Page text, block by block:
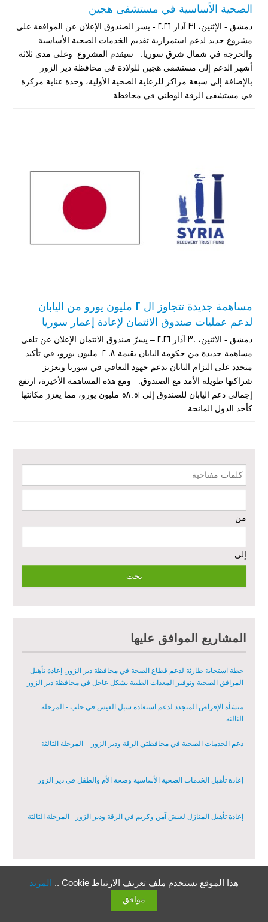
الصحية الأساسية في مستشفى هجين
دمشق - الإثنين، 31 آذار 2026 - يسر الصندوق الإعلان عن الموافقة على
مشروع جديد لدعم استمرارية تقديم الخدمات الصحية الأساسية
والحرجة في شمال شرق سوريا. سيقدم المشروع وعلى مدى ثلاثة
أشهر الدعم إلى مستشفى هجين للولادة في محافظة دير الزور
بالإضافة إلى سبعة مراكز للرعاية الصحية الأولية، وحدة عناية مركزة
في مستشفى الرقة الوطني في محافظة...
مساهمة جديدة تتجاوز ال 2 مليون يورو من اليابان
لدعم عمليات صندوق الائتمان لإعادة إعمار سوريا
دمشق - الاثنين، 30 آذار 2026 – يسرّ صندوق الائتمان الإعلان عن تلقي
مساهمة جديدة من حكومة اليابان بقيمة 2.08 مليون يورو، في تأكيد
متجدد على التزام اليابان بدعم جهود التعافي في سوريا وتعزيز
شراكتها طويلة الأمد مع الصندوق. ومع هذه المساهمة الأخيرة، ارتفع
إجمالي دعم اليابان للصندوق إلى 58.51 مليون يورو، مما يعزز مكانتها
كأحد الدول المانحة...
كلمات مفتاحية
من
إلى
المشاريع الموافق عليها
مبادرة متعددة القطاعات لإعادة التأهيل في مدينة جسر الشغور – المرحلة
خطة استجابة طارئة لدعم قطاع الصحة في محافظة دير الزور: إعادة تأهيل
المرافق الصحية وتوفير المعدات الطبية بشكل عاجل في محافظة دير الزور
منشأة الإقراض المتجدد لدعم استعادة سبل العيش في حلب - المرحلة
الثالثة
دعم الخدمات الصحية في محافظتي الرقة ودير الزور – المرحلة الثالثة
إعادة تأهيل الخدمات الصحية الأساسية وصحة الأم والطفل في دير الزور
مشروع إعادة تأهيل المأوى والبنية التحتية المستدامة في محافظة السويداء
مبادرة متعددة القطاعات لإعادة التأهيل في مدينة جسر الشغور
تقديم خدمات الرعاية الصحية الأولية في محافظة دير الزور - المرحلة
الدعم الزراعي للمزارعين في محافظتي الرقة ودير الزور – المرحلة
العاشرة
خطة استجابة طارئة لدعم قطاع الصحة في محافظة دير الزور: إعادة تأهيل
المرافق الصحية وتوفير المعدات الطبية بشكل عاجل في محافظة دير الزور
منشأة الإقراض المتجدد لدعم استعادة سبل العيش في حلب - المرحلة
الثالثة
دعم الخدمات الصحية في محافظتي الرقة ودير الزور – المرحلة الثالثة
إعادة تأهيل الخدمات الصحية الأساسية وصحة الأم والطفل في دير الزور
إعادة تأهيل المنازل لعيش آمن وكريم في الرقة ودير الزور - المرحلة الثالثة
– المرحلة الأولى
مبادرة متعددة القطاعات لإعادة التأهيل في مدينة جسر الشغور
القطاعات
هذا الموقع يستخدم ملف تعريف الارتباط Cookie .. المزيد
موافق